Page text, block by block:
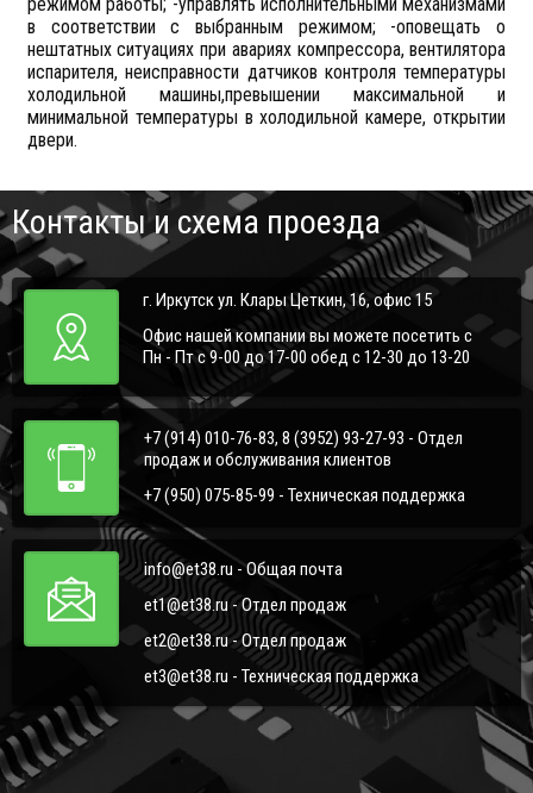
в соответствии с выбранным режимом; -оповещать о
нештатных ситуациях при авариях компрессора, вентилятора
испарителя, неисправности датчиков контроля температуры
холодильной машины,превышении максимальной и
минимальной температуры в холодильной камере, открытии
двери.
Контакты и схема проезда
г. Иркутск ул. Клары Цеткин, 16, офис 15
Офис нашей компании вы можете посетить с
Пн - Пт с 9-00 до 17-00 обед с 12-30 до 13-20
+7 (914) 010-76-83, 8 (3952) 93-27-93 - Отдел
продаж и обслуживания клиентов
+7 (950) 075-85-99 - Техническая поддержка
info@et38.ru - Общая почта
et1@et38.ru - Отдел продаж
et2@et38.ru - Отдел продаж
et3@et38.ru - Техническая поддержка